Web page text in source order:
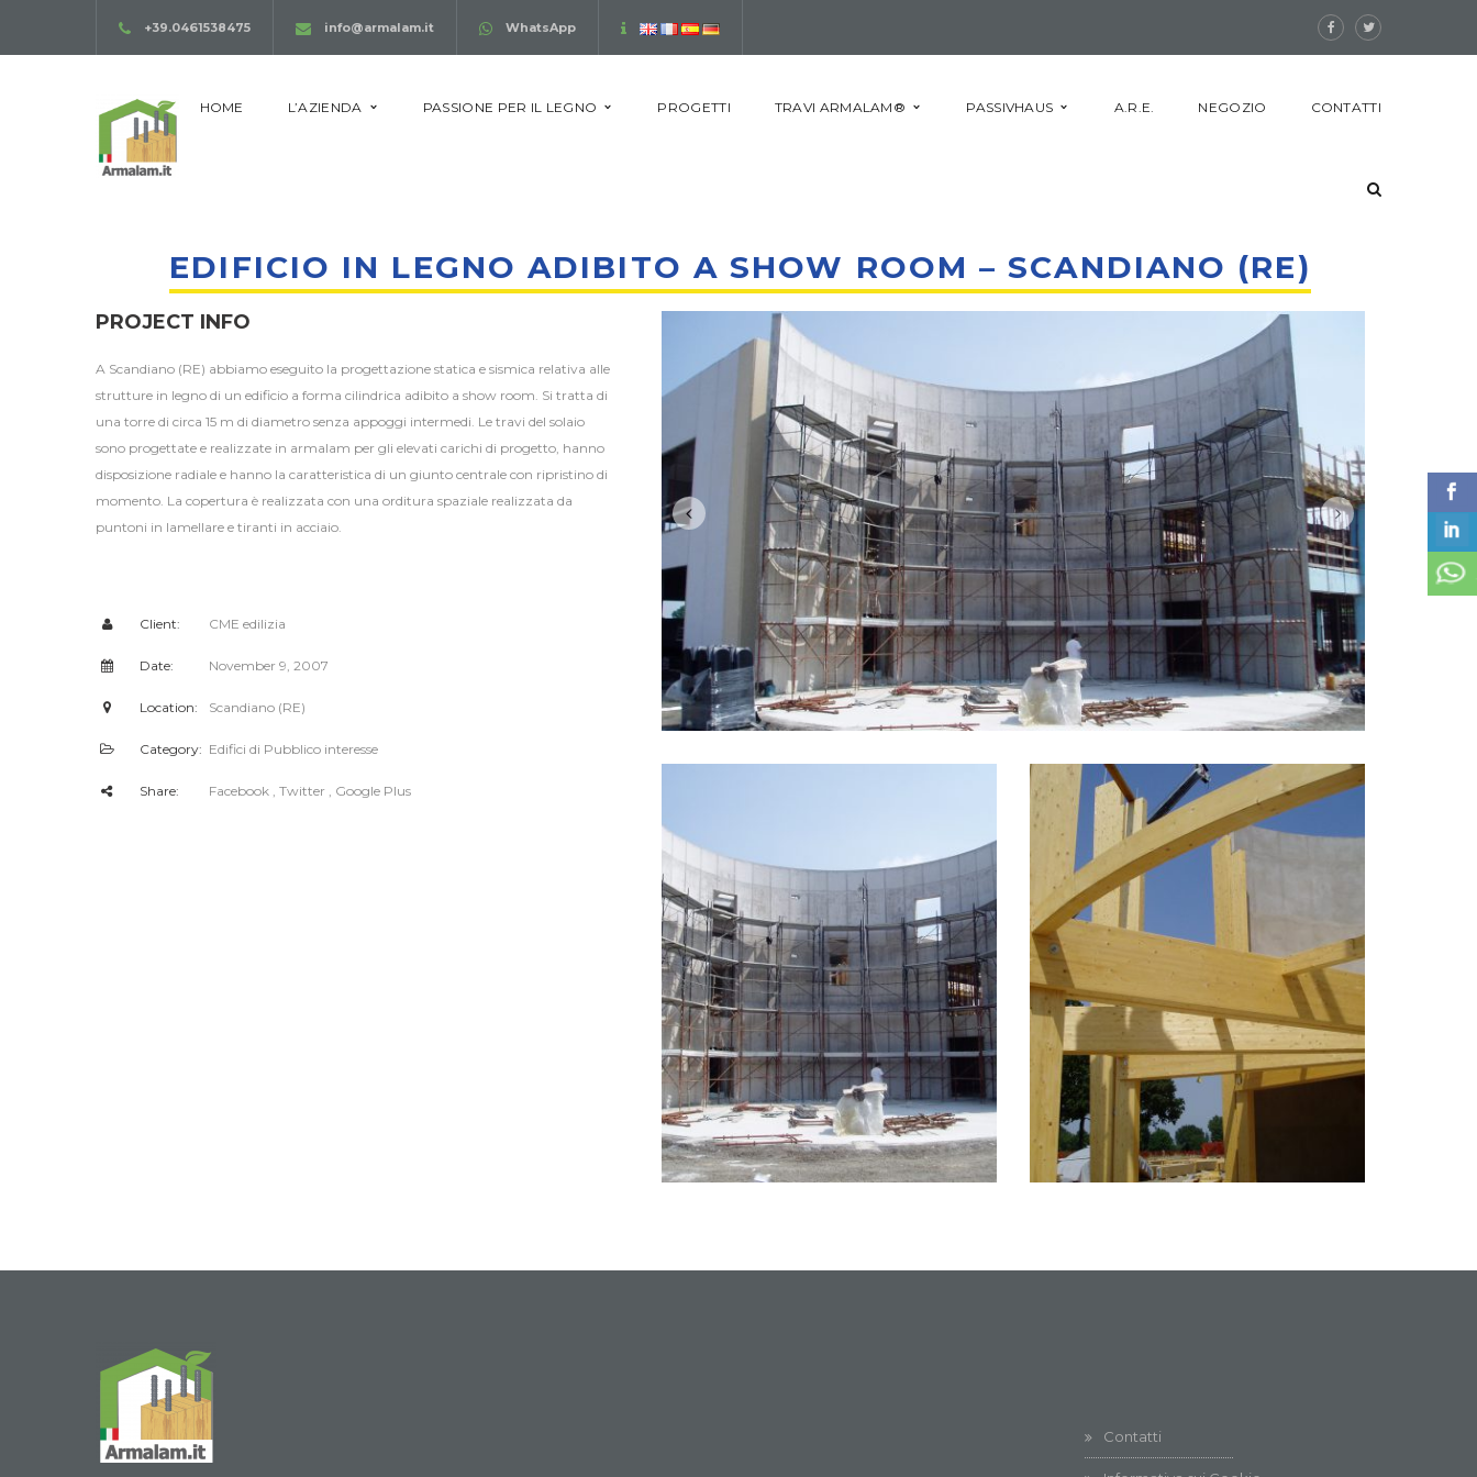
+39.0461538475 info@armalam.it WhatsApp
HOME L’AZIENDA PASSIONE PER IL LEGNO PROGETTI TRAVI ARMALAM® PASSIVHAUS A.R.E. NEGOZIO CONTATTI
EDIFICIO IN LEGNO ADIBITO A SHOW ROOM – SCANDIANO (RE)
PROJECT INFO
A Scandiano (RE) abbiamo eseguito la progettazione statica e sismica relativa alle
strutture in legno di un edificio a forma cilindrica adibito a show room. Si tratta di
una torre di circa 15 m di diametro senza appoggi intermedi. Le travi del solaio
sono progettate e realizzate in armalam per gli elevati carichi di progetto, hanno
disposizione radiale e hanno la caratteristica di un giunto centrale con ripristino di
momento. La copertura è realizzata con una orditura spaziale realizzata da
puntoni in lamellare e tiranti in acciaio.
Client: CME edilizia
Date: November 9, 2007
Location: Scandiano (RE)
Category: Edifici di Pubblico interesse
Share: Facebook , Twitter , Google Plus
Contatti